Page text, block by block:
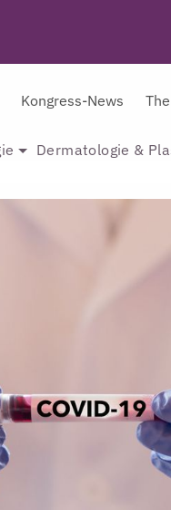
Kongress-News
Dermatologie &